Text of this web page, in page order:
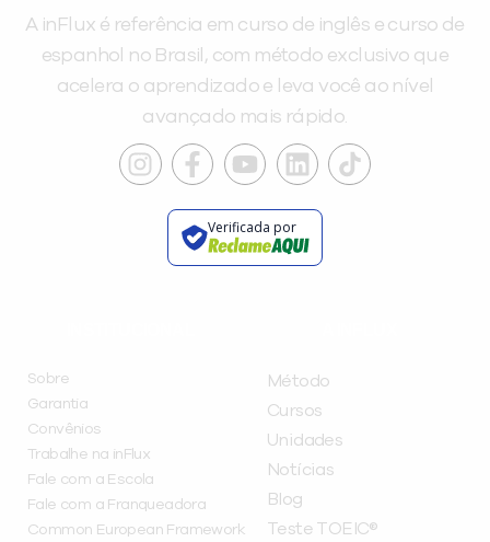
A inFlux é referência em curso de inglês e curso de
espanhol no Brasil, com método exclusivo que
acelera o aprendizado e leva você ao nível
avançado mais rápido.
Verificada por
Sobre
Garantia
Convênios
Trabalhe na inFlux
Fale com a Escola
Fale com a Franqueadora
Common European Framework
Método
Cursos
Unidades
Notícias
Blog
Teste TOEIC®